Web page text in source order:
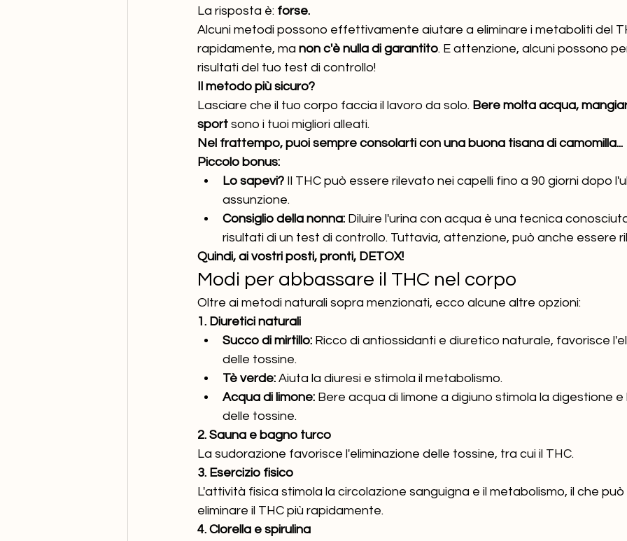
La risposta è: forse.
Alcuni metodi possono effettivamente aiutare a eliminare i metaboliti del
rapidamente, ma non c'è nulla di garantito. E attenzione, alcuni possono
risultati del tuo test di controllo!
Il metodo più sicuro?
Lasciare che il tuo corpo faccia il lavoro da solo. Bere molta acqua,
sport sono i tuoi migliori alleati.
Nel frattempo, puoi sempre consolarti con una buona tisana di camomilla...
Piccolo bonus:
Lo sapevi? Il THC può essere rilevato nei capelli fino a 90 giorni dopo
assunzione.
Consiglio della nonna: Diluire l'urina con acqua è una tecnica
risultati di un test di controllo. Tuttavia, attenzione, può anche essere
Quindi, ai vostri posti, pronti, DETOX!
Modi per abbassare il THC nel corpo
Oltre ai metodi naturali sopra menzionati, ecco alcune altre opzioni:
1. Diuretici naturali
Succo di mirtillo: Ricco di antiossidanti e diuretico naturale, favorisce
delle tossine.
Tè verde: Aiuta la diuresi e stimola il metabolismo.
Acqua di limone: Bere acqua di limone a digiuno stimola la digestione e
delle tossine.
2. Sauna e bagno turco
La sudorazione favorisce l'eliminazione delle tossine, tra cui il THC.
3. Esercizio fisico
L'attività fisica stimola la circolazione sanguigna e il metabolismo, il che
eliminare il THC più rapidamente.
4. Clorella e spirulina